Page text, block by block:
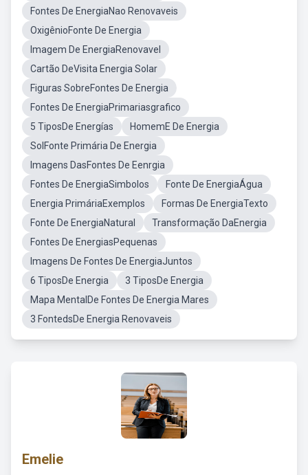
Fontes De EnergiaNao Renovaveis
OxigênioFonte De Energia
Imagem De EnergiaRenovavel
Cartão DeVisita Energia Solar
Figuras SobreFontes De Energia
Fontes De EnergiaPrimariasgrafico
5 TiposDe Energías
HomemE De Energia
SolFonte Primária De Energia
Imagens DasFontes De Eenrgia
Fontes De EnergiaSimbolos
Fonte De EnergiaÁgua
Energia PrimáriaExemplos
Formas De EnergiaTexto
Fonte De EnergiaNatural
Transformação DaEnergia
Fontes De EnergiasPequenas
Imagens De Fontes De EnergiaJuntos
6 TiposDe Energia
3 TiposDe Energia
Mapa MentalDe Fontes De Energia Mares
3 FontedsDe Energia Renovaveis
Emelie